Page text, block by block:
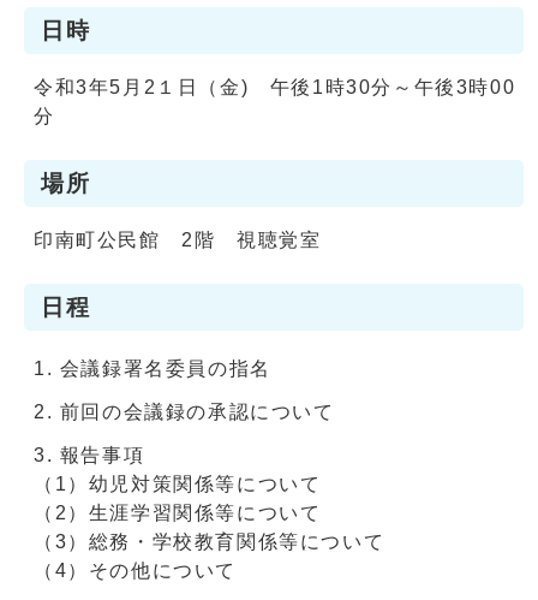
日時
令和3年5月2１日（金) 午後1時30分～午後3時00
分
場所
印南町公民館 2階 視聴覚室
日程
会議録署名委員の指名
前回の会議録の承認について
報告事項
（1）幼児対策関係等について
（2）生涯学習関係等について
（3）総務・学校教育関係等について
（4）その他について